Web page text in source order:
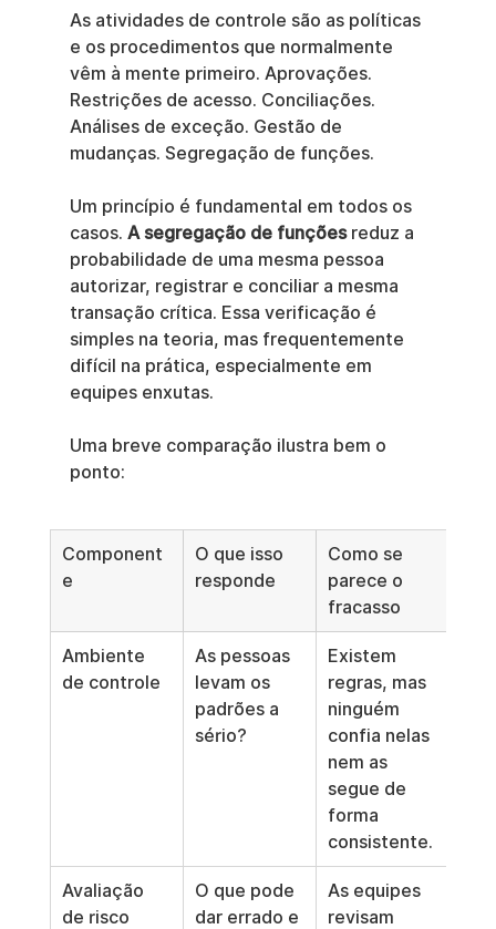
As atividades de controle são as políticas
e os procedimentos que normalmente
vêm à mente primeiro. Aprovações.
Restrições de acesso. Conciliações.
Análises de exceção. Gestão de
mudanças. Segregação de funções.
Um princípio é fundamental em todos os
casos. A segregação de funções reduz a
probabilidade de uma mesma pessoa
autorizar, registrar e conciliar a mesma
transação crítica. Essa verificação é
simples na teoria, mas frequentemente
difícil na prática, especialmente em
equipes enxutas.
Uma breve comparação ilustra bem o
ponto:
Component
e
O que isso
responde
Como se
parece o
fracasso
Ambiente
de controle
As pessoas
levam os
padrões a
sério?
Existem
regras, mas
ninguém
confia nelas
nem as
segue de
forma
consistente.
Avaliação
de risco
O que pode
dar errado e
As equipes
revisam